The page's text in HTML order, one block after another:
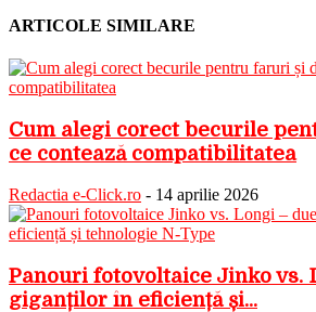
ARTICOLE SIMILARE
Cum alegi corect becurile
ce contează compatibilitatea
Redactia e-Click.ro - 14 aprilie 2026
Panouri fotovoltaice Jinko vs.
giganților în eficiență și...